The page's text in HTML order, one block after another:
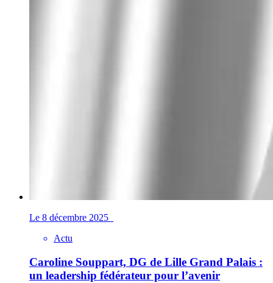
Le 8 décembre 2025
Actu
Caroline Souppart, DG de Lille Grand Palais :
un leadership fédérateur pour l’avenir